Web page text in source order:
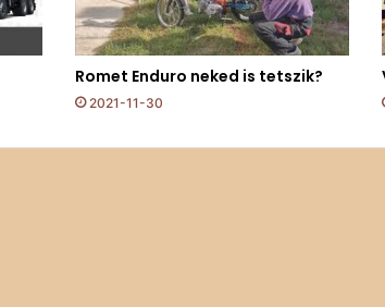
Romet Enduro neked is tetszik?
2021-11-30